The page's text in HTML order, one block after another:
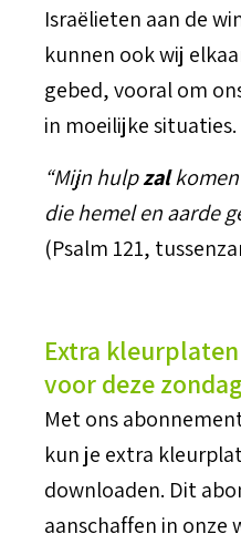
Israëlieten aan de
kunnen ook wij
gebed, vooral om
in moeilijke situaties.
“Mijn hulpzalkomen
die hemel en aarde
(Psalm 121,
Extra
voor deze zondag
Met ons
kun je extra
downloaden. Dit
aanschaffen in onze